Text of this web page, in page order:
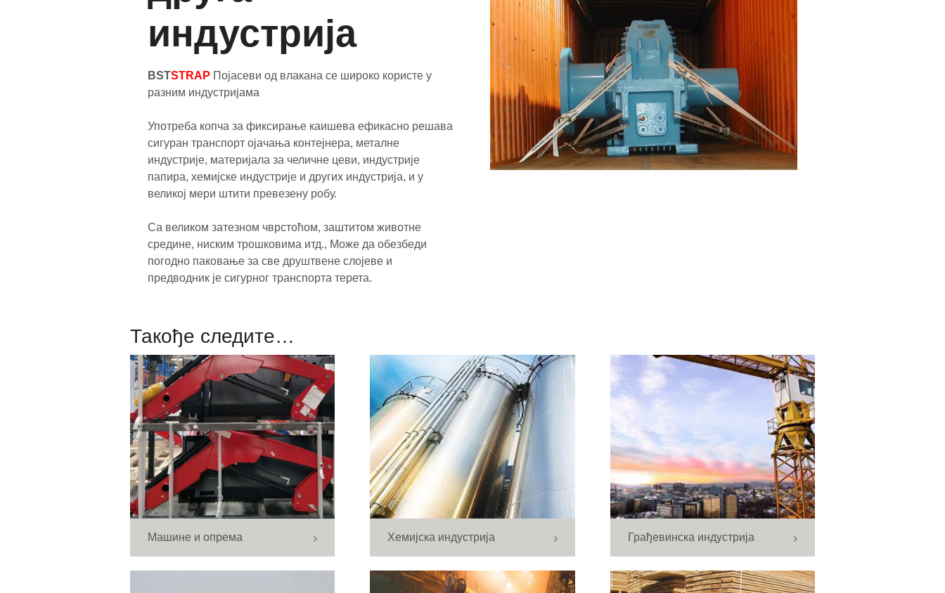
индустрија
BSTSTRAP Појасеви од влакана се широко користе у
разним индустријама
Употреба копча за фиксирање каишева ефикасно решава
сигуран транспорт ојачања контејнера, металне
индустрије, материјала за челичне цеви, индустрије
папира, хемијске индустрије и других индустрија, и у
великој мери штити превезену робу.
Са великом затезном чврстоћом, заштитом животне
средине, ниским трошковима итд., Може да обезбеди
погодно паковање за све друштвене слојеве и
предводник је сигурног транспорта терета.
Такође следите…
Машине и опрема Хемијска индустрија Грађевинска индустрија